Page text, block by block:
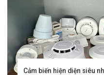
Cảm biến hiện diện siêu